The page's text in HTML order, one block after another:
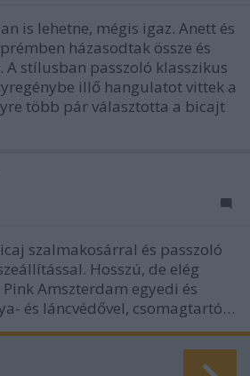
is lehetne, mégis igaz. Anett és
házasodtak össze és
stílusban passzoló klasszikus
illő hangulatot vittek a
több pár választotta a bicajt
szalmakosárral és passzoló
Hosszú, de elég
Amszterdam egyedi és
és láncvédővel, csomagtartó…